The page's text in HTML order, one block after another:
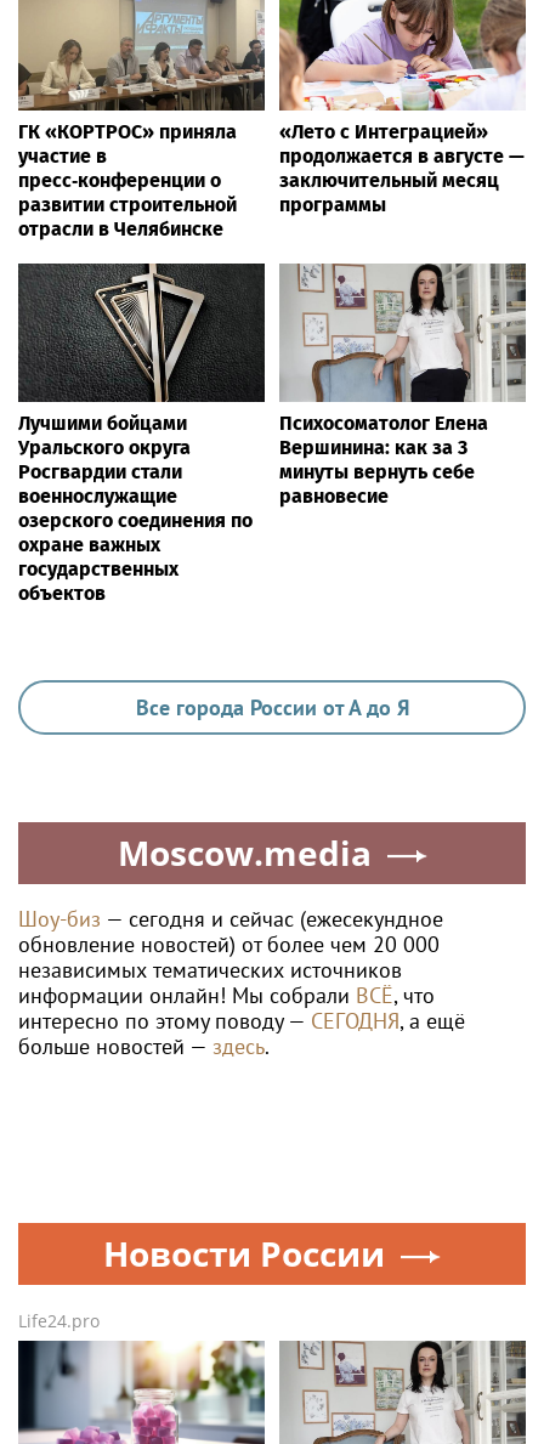
ГК «КОРТРОС» приняла
участие в
пресс‑конференции о
развитии строительной
отрасли в Челябинске
«Лето с Интеграцией»
продолжается в августе —
заключительный месяц
программы
Лучшими бойцами
Уральского округа
Росгвардии стали
военнослужащие
озерского соединения по
охране важных
государственных
объектов
Психосоматолог Елена
Вершинина: как за 3
минуты вернуть себе
равновесие
Все города России от А до Я
Moscow.media
Шоу-биз — сегодня и сейчас (ежесекундное
обновление новостей) от более чем 20 000
независимых тематических источников
информации онлайн! Мы собрали ВСЁ, что
интересно по этому поводу — СЕГОДНЯ, а ещё
больше новостей — здесь.
Новости России
Life24.pro